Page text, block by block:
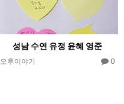
성남 수연 유정 윤혜 영준
오후이야기 0